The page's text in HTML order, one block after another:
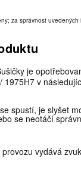
za správnost uvedených
je
1975H7 v
spustí, je slyšet
se neotáčí
vydává